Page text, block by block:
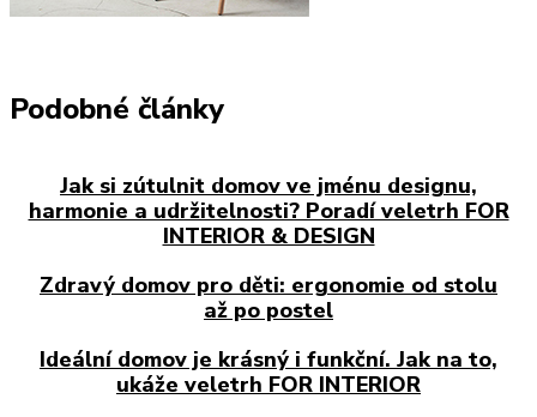
Podobné články
Jak si zútulnit domov ve jménu designu,
harmonie a udržitelnosti? Poradí veletrh FOR
INTERIOR & DESIGN
Zdravý domov pro děti: ergonomie od stolu
až po postel
Ideální domov je krásný i funkční. Jak na to,
ukáže veletrh FOR INTERIOR